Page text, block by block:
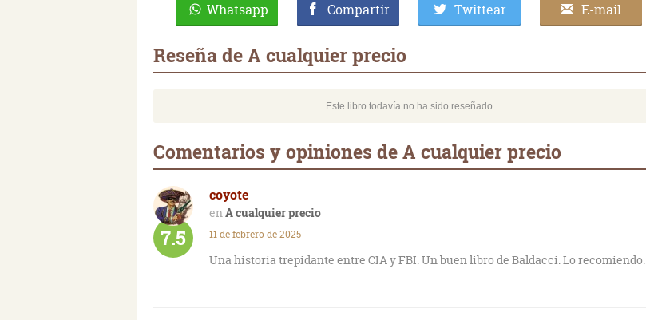
Whatsapp Compartir Twittear E-mail
Reseña de A cualquier precio
Este libro todavía no ha sido reseñado
Comentarios y opiniones de A cualquier precio
coyote
A cualquier precio
7.5 11 de febrero de 2025
Una historia trepidante entre CIA y FBI. Un buen libro de Baldacci. Lo recomiendo.